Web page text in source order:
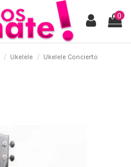
0
Ukelele
Ukelele Concierto